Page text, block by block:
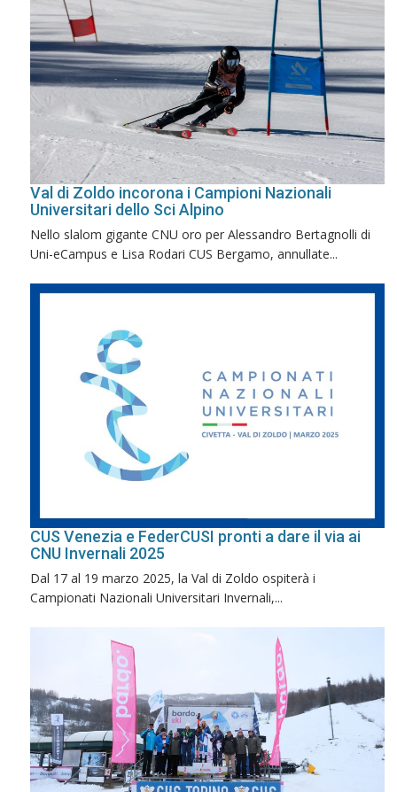
Val di Zoldo incorona i Campioni Nazionali
Universitari dello Sci Alpino
Nello slalom gigante CNU oro per Alessandro Bertagnolli di
Uni-eCampus e Lisa Rodari CUS Bergamo, annullate...
CUS Venezia e FederCUSI pronti a dare il via ai
CNU Invernali 2025
Dal 17 al 19 marzo 2025, la Val di Zoldo ospiterà i
Campionati Nazionali Universitari Invernali,...